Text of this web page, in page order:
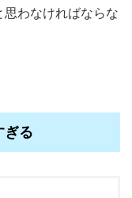
わなければならな
ぎる